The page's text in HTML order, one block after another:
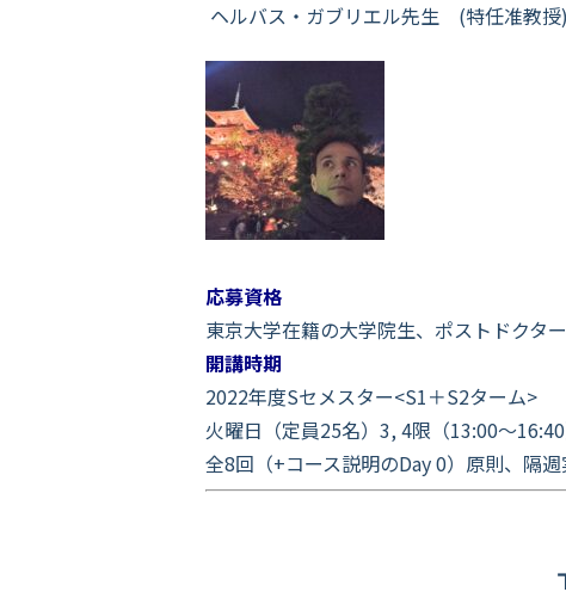
ヘルバス・ガブリエル先生 (特任准教授)
応募資格
東京大学在籍の大学院生、ポストドクタ
開講時期
2022年度Sセメスター<S1＋S2ターム>
火曜日（定員25名）3, 4限（13:00～16:40
全8回（+コース説明のDay 0）原則、隔